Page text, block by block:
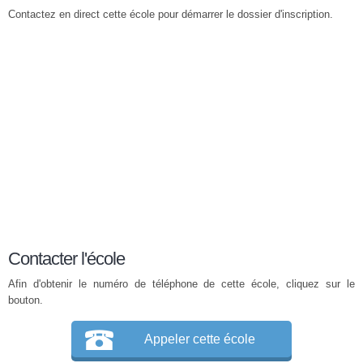
Contactez en direct cette école pour démarrer le dossier d'inscription.
Contacter l'école
Afin d'obtenir le numéro de téléphone de cette école, cliquez sur le
bouton.
Appeler cette école